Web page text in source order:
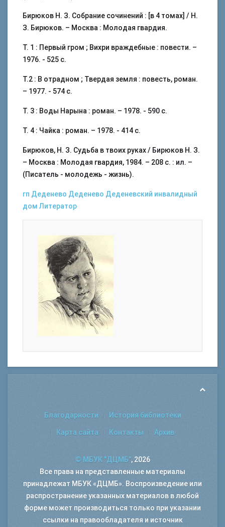
Бирюков Н. З. Собрание сочинений : [в 4 томах] / Н.
З. Бирюков. – Москва : Молодая гвардия.
Т. 1 : Первый гром ; Вихри враждебные : повести. –
1976. - 525 с.
Т.2 : В отрадном ; Твердая земля : повесть, роман.
– 1977. - 574 с.
Т. 3 : Воды Нарына : роман. – 1978. - 590 с.
Т. 4 : Чайка : роман. – 1978. - 414 с.
Бирюков, Н. З. Судьба в твоих руках / Бирюков Н. З.
– Москва : Молодая гвардия, 1984. – 208 с. : ил. –
(Писатель - молодежь - жизнь).
гп Деденево Деденево Деденевский инвалидный
дом Литератор
Благодарности История библиотеки
Карта сайта Контакты Архив
© МБУК "ДЦМБ", 2026
Все права на представленные материалы
принадлежат МБУК «ДЦМБ». Воспроизведение или
распространение указанных материалов в любой
форме может производиться только при указании
ссылки на правообладателя и источник